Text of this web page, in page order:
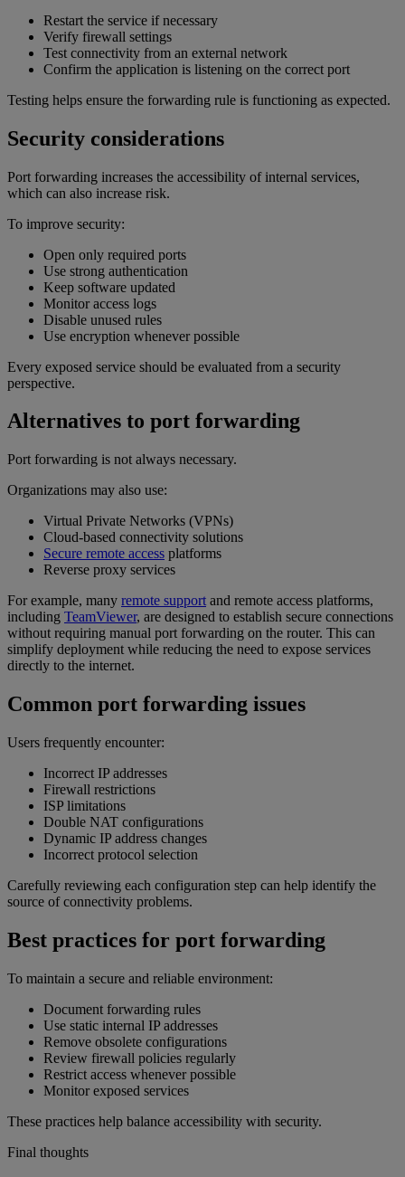
Restart the service if necessary
Verify firewall settings
Test connectivity from an external network
Confirm the application is listening on the correct port
Testing helps ensure the forwarding rule is functioning as expected.
Security considerations
Port forwarding increases the accessibility of internal services,
which can also increase risk.
To improve security:
Open only required ports
Use strong authentication
Keep software updated
Monitor access logs
Disable unused rules
Use encryption whenever possible
Every exposed service should be evaluated from a security
perspective.
Alternatives to port forwarding
Port forwarding is not always necessary.
Organizations may also use:
Virtual Private Networks (VPNs)
Cloud-based connectivity solutions
Secure remote access platforms
Reverse proxy services
For example, many remote support and remote access platforms,
including TeamViewer, are designed to establish secure connections
without requiring manual port forwarding on the router. This can
simplify deployment while reducing the need to expose services
directly to the internet.
Common port forwarding issues
Users frequently encounter:
Incorrect IP addresses
Firewall restrictions
ISP limitations
Double NAT configurations
Dynamic IP address changes
Incorrect protocol selection
Carefully reviewing each configuration step can help identify the
source of connectivity problems.
Best practices for port forwarding
To maintain a secure and reliable environment:
Document forwarding rules
Use static internal IP addresses
Remove obsolete configurations
Review firewall policies regularly
Restrict access whenever possible
Monitor exposed services
These practices help balance accessibility with security.
Final thoughts